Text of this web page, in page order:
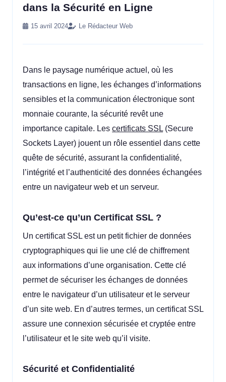
dans la Sécurité en Ligne
15 avril 2024 Le Rédacteur Web
Dans le paysage numérique actuel, où les
transactions en ligne, les échanges d’informations
sensibles et la communication électronique sont
monnaie courante, la sécurité revêt une
importance capitale. Les certificats SSL (Secure
Sockets Layer) jouent un rôle essentiel dans cette
quête de sécurité, assurant la confidentialité,
l’intégrité et l’authenticité des données échangées
entre un navigateur web et un serveur.
Qu’est-ce qu’un Certificat SSL ?
Un certificat SSL est un petit fichier de données
cryptographiques qui lie une clé de chiffrement
aux informations d’une organisation. Cette clé
permet de sécuriser les échanges de données
entre le navigateur d’un utilisateur et le serveur
d’un site web. En d’autres termes, un certificat SSL
assure une connexion sécurisée et cryptée entre
l’utilisateur et le site web qu’il visite.
Sécurité et Confidentialité